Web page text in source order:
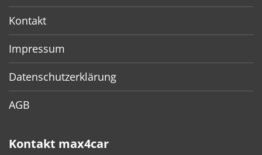
Kontakt
Impressum
Datenschutzerklärung
AGB
Kontakt max4car